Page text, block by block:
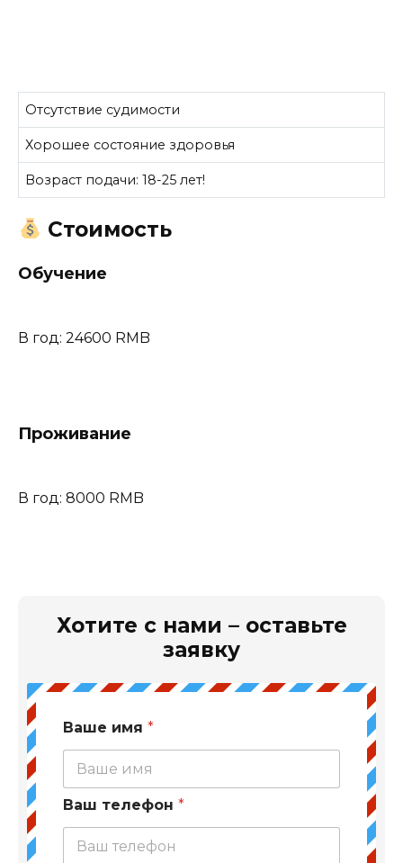
Отсутствие судимости
Хорошее состояние здоровья
Возраст подачи: 18-25 лет!
Стоимость
Обучение
В год: 24600 RMB
Проживание
В год: 8000 RMB
Хотите с нами – оставьте
заявку
Ваше имя *
Ваш телефон *